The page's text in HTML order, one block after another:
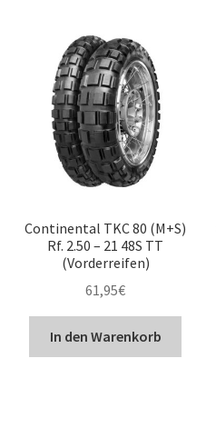
Continental TKC 80 (M+S)
Rf. 2.50 – 21 48S TT
(Vorderreifen)
61,95€
In den Warenkorb